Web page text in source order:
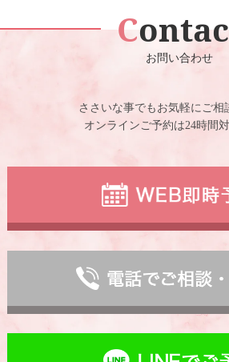
お問い合わせ
ささいな事でもお気軽にご相
オンラインご予約は24時間対